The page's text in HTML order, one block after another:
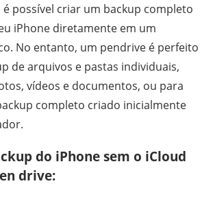
possível criar um backup completo
iPhone diretamente em um
No entanto, um pendrive é perfeito
de arquivos e pastas individuais,
vídeos e documentos, ou para
completo criado inicialmente
do iPhone sem o iCloud
drive: